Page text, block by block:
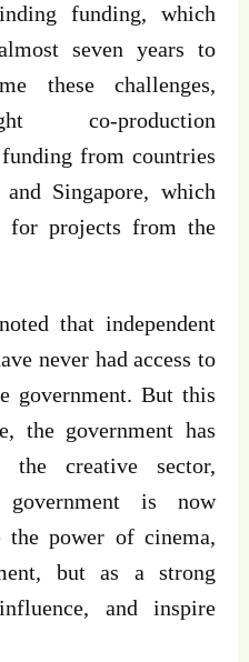
funding, which
seven years to
these challenges,
co-production
from countries
Singapore, which
for projects from the
that independent
never had access to
government. But this
the government has
creative sector,
is now
the power of cinema,
but as a strong
and inspire